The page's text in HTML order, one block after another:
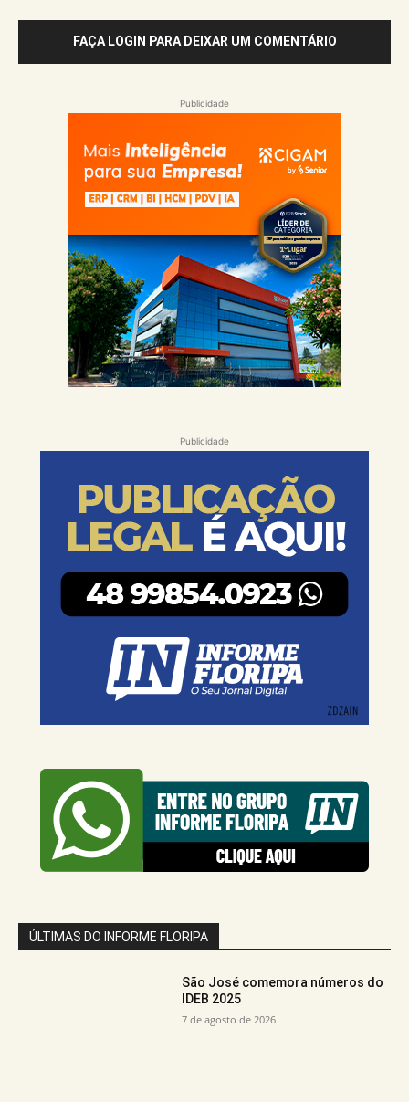
FAÇA LOGIN PARA DEIXAR UM COMENTÁRIO
Publicidade
Publicidade
ÚLTIMAS DO INFORME FLORIPA
São José comemora números do
IDEB 2025
7 de agosto de 2026